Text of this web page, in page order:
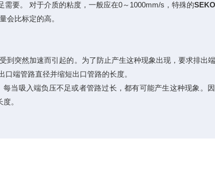
要。 对于介质的粘度，一般应在0～1000mm/s，特殊的
会比标定的高。
突然加速而引起的。为了防止产生这种现象出现，要求排出
端管路直径并缩短出口管路的长度。
当吸入端负压不足或者管路过长，都有可能产生这种现象。
。